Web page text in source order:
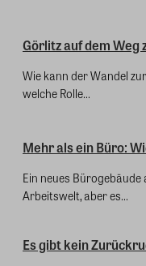
Görlitz auf dem
Wie kann der Wandel
welche Rolle...
Mehr als ein Büro:
Ein neues
Arbeitswelt, aber es...
Es gibt kein